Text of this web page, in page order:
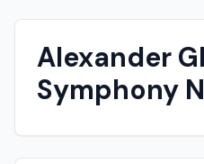
Alexander
Symphony